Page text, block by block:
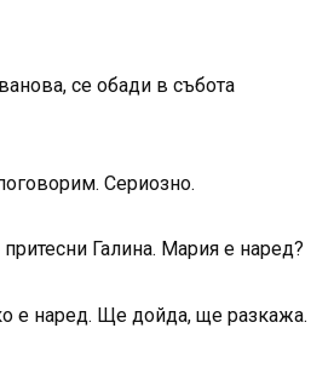
се обади в събота
Сериозно.
Галина. Мария е наред?
е наред. Ще дойда, ще разкажа.